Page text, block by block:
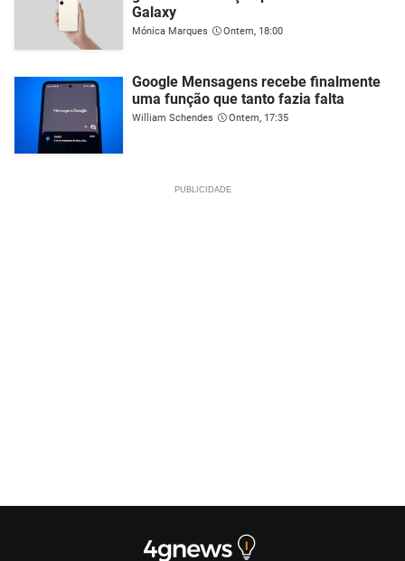
Galaxy
Mónica Marques Ontem, 18:00
Google Mensagens recebe finalmente
uma função que tanto fazia falta
William Schendes Ontem, 17:35